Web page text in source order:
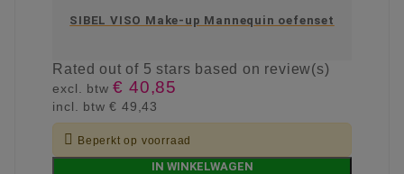
SIBEL VISO Make-up Mannequin oefenset
Ratedout of 5 stars based on review(s)
excl. btw€ 40,85
incl. btw€ 49,43
 Beperkt op voorraad
IN WINKELWAGEN